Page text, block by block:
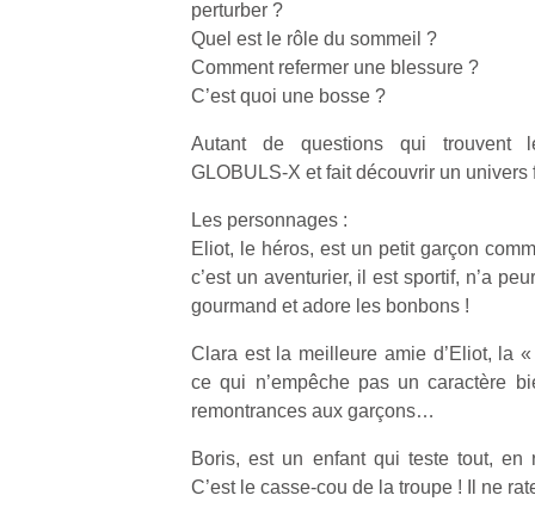
perturber ?
Quel est le rôle du sommeil ?
Comment refermer une blessure ?
C’est quoi une bosse ?
Autant de questions qui trouvent
GLOBULS-X et fait découvrir un univers
Les personnages :
Eliot, le héros, est un petit garçon
c’est un aventurier, il est sportif, n’a
gourmand et adore les bonbons !
Clara est la meilleure amie d’Eliot, la
ce qui n’empêche pas un caractère
remontrances aux garçons…
Boris, est un enfant qui teste tout, en
C’est le casse-cou de la troupe ! Il ne